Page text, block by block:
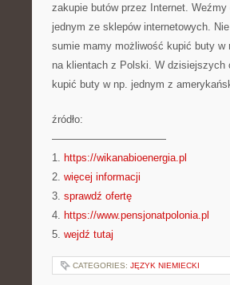
zakupie butów przez Internet.
jednym ze sklepów internetowych.
sumie mamy możliwość kupić buty w
na klientach z Polski. W dzisiejszych
kupić buty w np. jednym z
źródło:
———————————
1. https://wikanabioenergia.pl
2. więcej informacji
3. sprawdź ofertę
4. https://www.pensjonatpolonia.pl
5. wejdź tutaj
CATEGORIES: JĘZYK NIEMIECKI